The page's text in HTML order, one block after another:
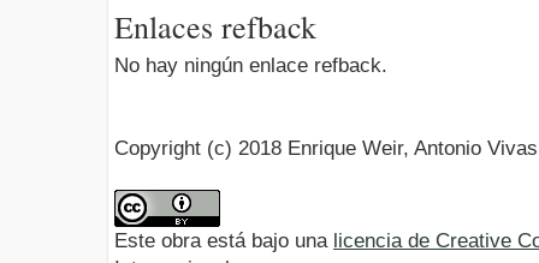
Enlaces refback
No hay ningún enlace refback.
Copyright (c) 2018 Enrique Weir, Antonio Vivas
Este obra está bajo una licencia de Creative